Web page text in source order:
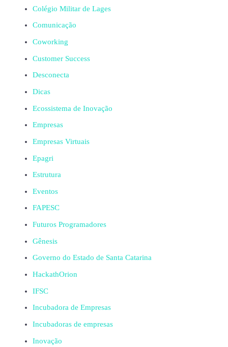
Colégio Militar de Lages
Comunicação
Coworking
Customer Success
Desconecta
Dicas
Ecossistema de Inovação
Empresas
Empresas Virtuais
Epagri
Estrutura
Eventos
FAPESC
Futuros Programadores
Gênesis
Governo do Estado de Santa Catarina
HackathOrion
IFSC
Incubadora de Empresas
Incubadoras de empresas
Inovação